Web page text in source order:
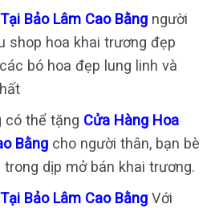
Bảo Lâm Cao Bằng người
shop hoa khai trương đẹp
bó hoa đẹp lung linh và
có thể tặng Cửa Hàng Hoa
Bằng cho người thân, bạn bè
dịp mở bán khai trương.
Bảo Lâm Cao Bằng Với